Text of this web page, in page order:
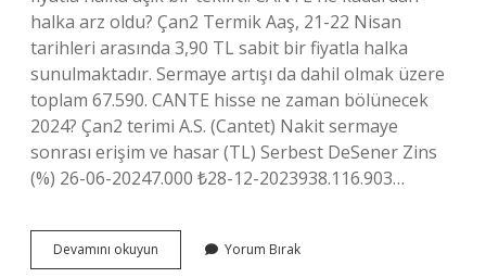
halka arz oldu? Çan2 Termik Aaş, 21-22 Nisan
tarihleri ​​arasında 3,90 TL sabit bir fiyatla halka
sunulmaktadır. Sermaye artışı da dahil olmak üzere
toplam 67.590. CANTE hisse ne zaman bölünecek
2024? Çan2 terimi A.S. (Cantet) Nakit sermaye
sonrası erişim ve hasar (TL) Serbest DeSener Zins
(%) 26-06-20247.000 ₺28-12-2023938.116.903…
Devamını okuyun
Kaç
Yorum Bırak